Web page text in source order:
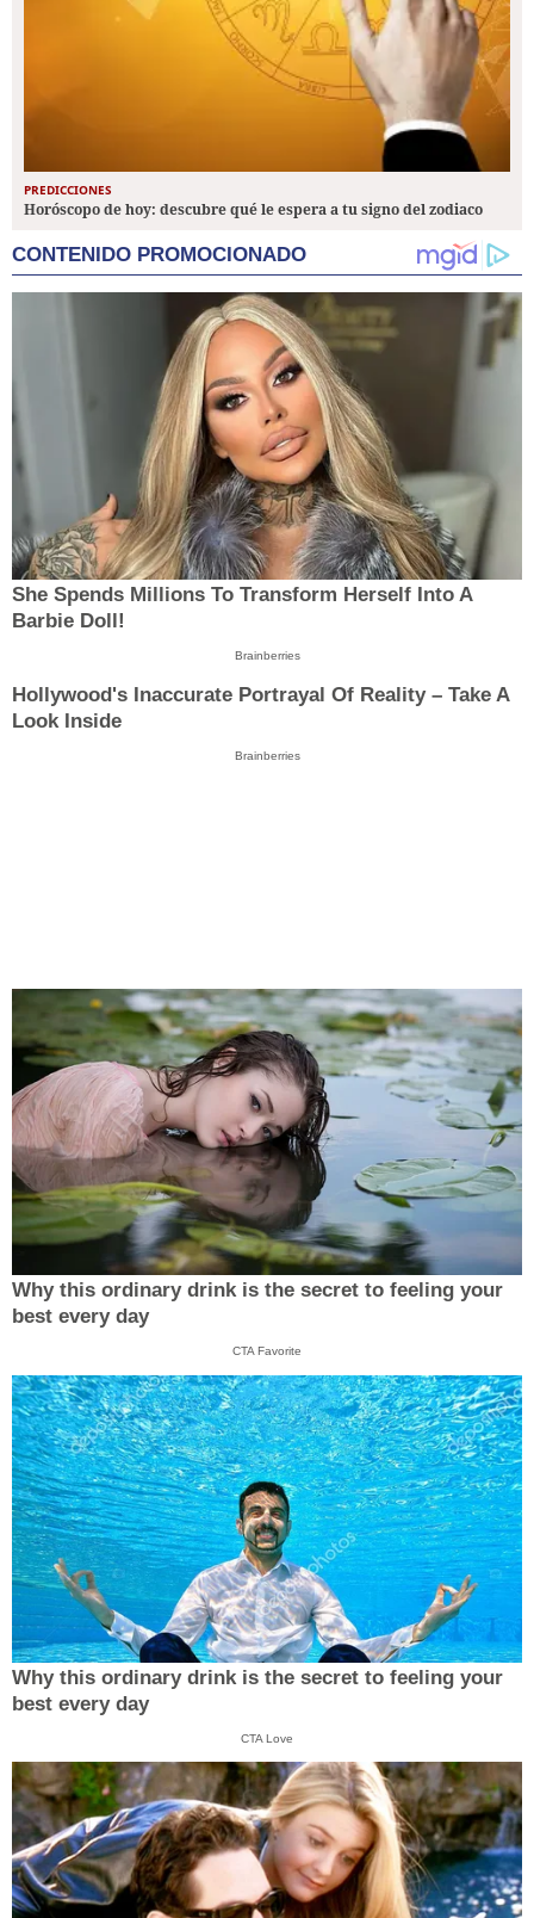
PREDICCIONES
Horóscopo de hoy: descubre qué le espera a tu signo del zodiaco
CONTENIDO PROMOCIONADO
She Spends Millions To Transform Herself Into A
Barbie Doll!
Brainberries
Hollywood's Inaccurate Portrayal Of Reality – Take A
Look Inside
Brainberries
Why this ordinary drink is the secret to feeling your
best every day
CTA Favorite
Why this ordinary drink is the secret to feeling your
best every day
CTA Love